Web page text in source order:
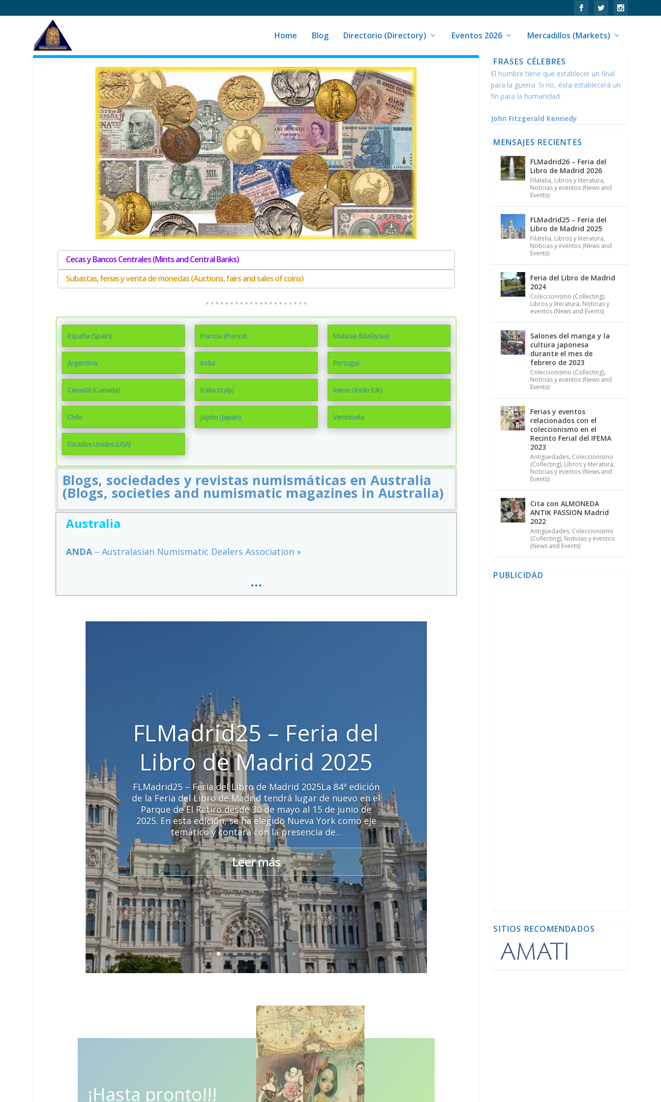
Home Blog Directorio (Directory) Eventos 2026 Mercadillos (Markets)
Cecas y Bancos Centrales (Mints and Central Banks)
Subastas, ferias y venta de monedas (Auctions, fairs and sales of coins)
España (Spain)
Argentina
Canadá (Canada)
Chile
Estados Unidos (USA)
Francia (France)
India
Italia (Italy)
Japón (Japan)
Malasia (Malaysia)
Portugal
Reino Unido (UK)
Venezuela
Blogs, sociedades y revistas numismáticas en Australia
(Blogs, societies and numismatic magazines in Australia)
Australia
ANDA– Australasian Numismatic Dealers Association »
…
FLMadrid25 – Feria del
Libro de Madrid 2025
FLMadrid25 – Feria del Libro de Madrid 2025La 84ª edición
de la Feria del Libro de Madrid tendrá lugar de nuevo en el
Parque de El Retiro desde 30 de mayo al 15 de junio de
2025. En esta edición, se ha elegido Nueva York como eje
temático y contará con la presencia de...
Leer más
¡Hasta pronto!!!
FRASES CÉLEBRES
El hombre tiene que establecer un final
para la guerra. Si no, ésta establecerá un
fin para la humanidad.
John Fitzgerald Kennedy
MENSAJES RECIENTES
FLMadrid26 – Feria del
Libro de Madrid 2026
Filatelia, Libros y literatura,
Noticias y eventos (News and
Events)
FLMadrid25 – Feria del
Libro de Madrid 2025
Filatelia, Libros y literatura,
Noticias y eventos (News and
Events)
Feria del Libro de Madrid
2024
Coleccionismo (Collecting),
Libros y literatura, Noticias y
eventos (News and Events)
Salones del manga y la
cultura japonesa
durante el mes de
febrero de 2023
Coleccionismo (Collecting),
Noticias y eventos (News and
Events)
Ferias y eventos
relacionados con el
coleccionismo en el
Recinto Ferial del IFEMA
2023
Antigüedades, Coleccionismo
(Collecting), Libros y literatura,
Noticias y eventos (News and
Events)
Cita con ALMONEDA
ANTIK PASSION Madrid
2022
Antigüedades, Coleccionismo
(Collecting), Noticias y eventos
(News and Events)
PUBLICIDAD
SITIOS RECOMENDADOS